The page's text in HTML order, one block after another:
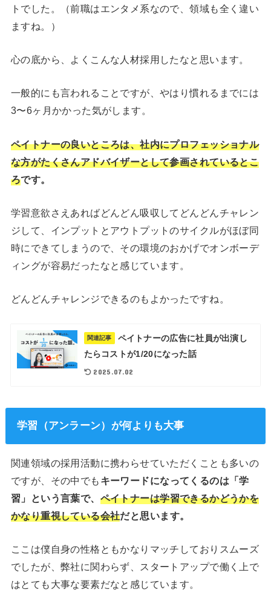
トでした。（前職はエンタメ系なので、領域も全く違い
ますね。）
心の底から、よくこんな人材採用したなと思います。
一般的にも言われることですが、やはり慣れるまでには
3〜6ヶ月かかった気がします。
ペイトナーの良いところは、社内にプロフェッショナル
な方がたくさんアドバイザーとして参画されているとこ
ろです。
学習意欲さえあればどんどん吸収してどんどんチャレン
ジして、インプットとアウトプットのサイクルがほぼ同
時にできてしまうので、その環境のおかげでオンボーデ
ィングが容易だったなと感じています。
どんどんチャレンジできるのもよかったですね。
関連記事
ペイトナーの広告に社員が出演し
たらコストが1/20になった話
2025.07.02
学習（アンラーン）が何よりも大事
関連領域の採用活動に携わらせていただくことも多いの
ですが、その中でも キーワードになってくるのは「学
習」という言葉で、 ペイトナーは学習できるかどうかを
かなり重視している会社だと思います。
ここは僕自身の性格ともかなりマッチしておりスムーズ
でしたが、弊社に関わらず、スタートアップで働く上で
はとても大事な要素だなと感じています。